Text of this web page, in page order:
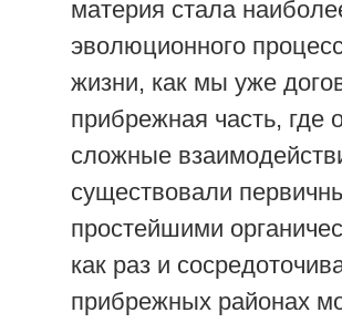
материя стала
эволюционного
жизни, как мы уже
прибрежная часть, где
сложные
существовали
простейшими
как раз и
прибрежных районах